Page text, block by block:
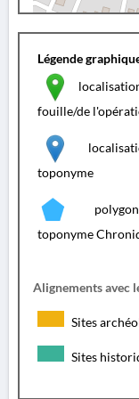
Légende
fouille/de
toponyme
toponyme
Alignements avec
Sites
Sites